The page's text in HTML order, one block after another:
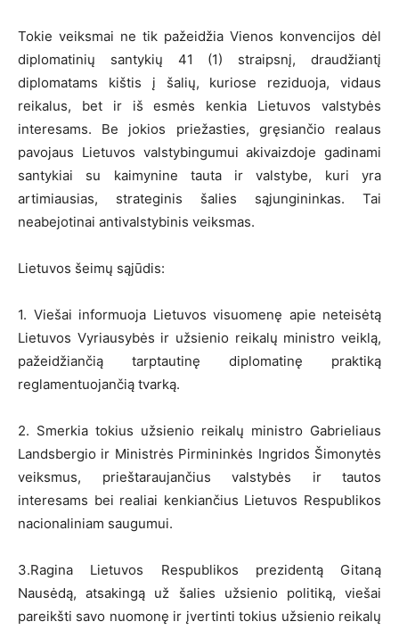
Tokie veiksmai ne tik pažeidžia Vienos konvencijos dėl
diplomatinių santykių 41 (1) straipsnį, draudžiantį
diplomatams kištis į šalių, kuriose reziduoja, vidaus
reikalus, bet ir iš esmės kenkia Lietuvos valstybės
interesams. Be jokios priežasties, gręsiančio realaus
pavojaus Lietuvos valstybingumui akivaizdoje gadinami
santykiai su kaimynine tauta ir valstybe, kuri yra
artimiausias, strateginis šalies sąjungininkas. Tai
neabejotinai antivalstybinis veiksmas.
Lietuvos šeimų sąjūdis:
1. Viešai informuoja Lietuvos visuomenę apie neteisėtą
Lietuvos Vyriausybės ir užsienio reikalų ministro veiklą,
pažeidžiančią tarptautinę diplomatinę praktiką
reglamentuojančią tvarką.
2. Smerkia tokius užsienio reikalų ministro Gabrieliaus
Landsbergio ir Ministrės Pirmininkės Ingridos Šimonytės
veiksmus, prieštaraujančius valstybės ir tautos
interesams bei realiai kenkiančius Lietuvos Respublikos
nacionaliniam saugumui.
3.Ragina Lietuvos Respublikos prezidentą Gitaną
Nausėdą, atsakingą už šalies užsienio politiką, viešai
pareikšti savo nuomonę ir įvertinti tokius užsienio reikalų